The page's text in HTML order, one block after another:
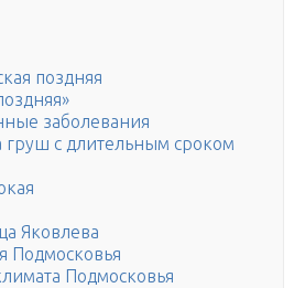
поздняя
заболевания
груш с длительным сроком
Яковлева
Подмосковья
Подмосковья